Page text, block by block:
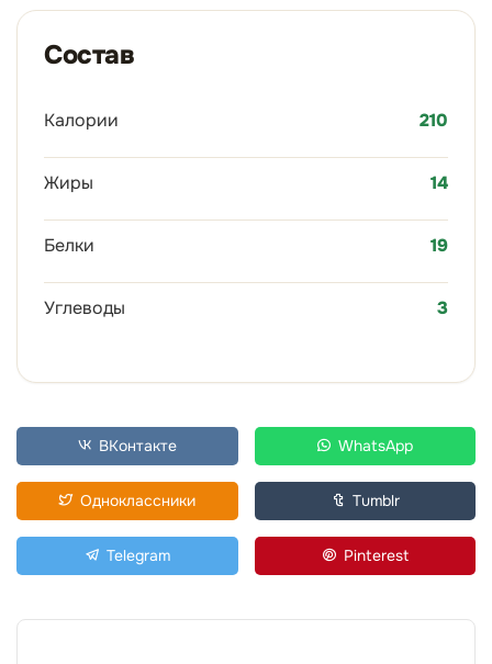
Состав
Калории 210
Жиры 14
Белки 19
Углеводы 3
ВКонтакте WhatsApp
Одноклассники Tumblr
Telegram Pinterest